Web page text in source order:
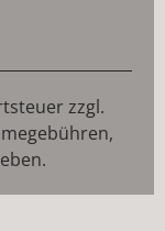
zzgl.